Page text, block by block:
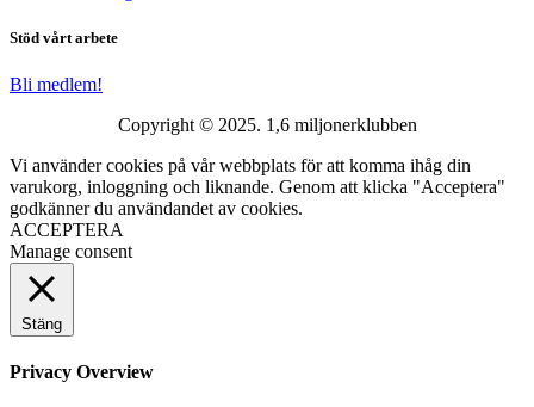
Stöd vårt arbete
Bli medlem!
Copyright © 2025. 1,6 miljonerklubben
Vi använder cookies på vår webbplats för att komma ihåg din
varukorg, inloggning och liknande. Genom att klicka "Acceptera"
godkänner du användandet av cookies.
ACCEPTERA
Manage consent
Stäng
Privacy Overview